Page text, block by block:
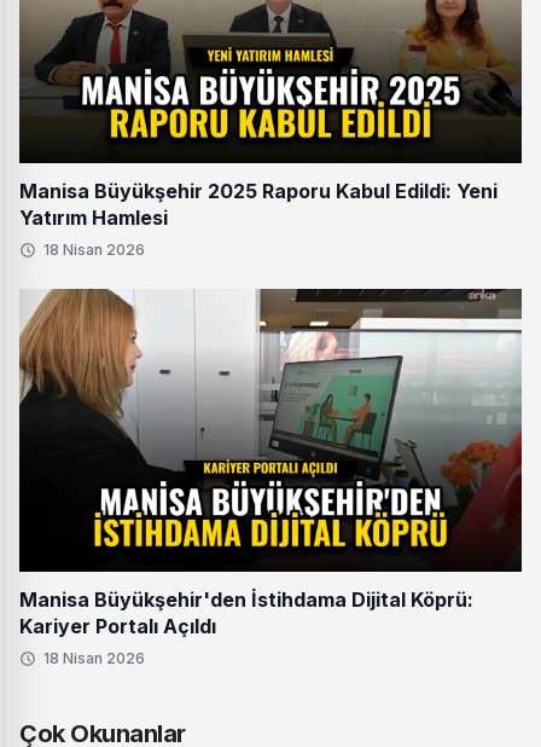
Manisa Büyükşehir 2025 Raporu Kabul Edildi: Yeni
Yatırım Hamlesi
18 Nisan 2026
Manisa Büyükşehir'den İstihdama Dijital Köprü:
Kariyer Portalı Açıldı
18 Nisan 2026
Çok Okunanlar